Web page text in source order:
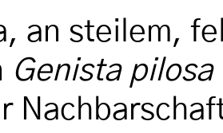
an steilem,
Genista pilosa